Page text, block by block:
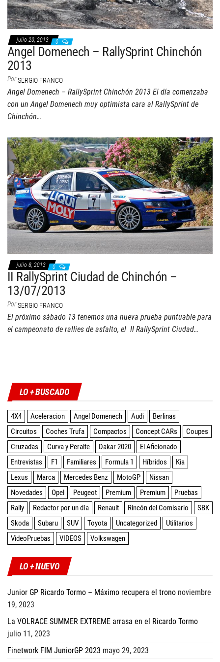
julio 20, 2013 0
Angel Domenech – RallySprint Chinchón
2013
PorSERGIO FRANCO
Angel Domenech – RallySprint Chinchón 2013 El día comenzaba
con un Angel Domenech muy optimista cara al RallySprint de
Chinchón…
julio 8, 2013 0
II RallySprint Ciudad de Chinchón –
13/07/2013
PorSERGIO FRANCO
El próximo sábado 13 tenemos una nueva prueba puntuable para
el campeonato de rallies de asfalto, el II RallySprint Ciudad…
LO + BUSCADO
4X4 Aceleracion Angel Domenech Audi
Berlinas
Circuitos
Coches Trufa Compactos Concept CARs
Coupes
Cruzadas
Curva y Peralte Dakar 2020
El Aficionado
Entrevistas
F1 Familiares Formula 1 Híbridos
Kia
Lexus
Marca Mercedes Benz MotoGP
Nissan
Novedades
Opel Peugeot Premium Premium
Pruebas
Rally
Redactor por un día Renault Rincón del Comisario
SBK
Skoda
Subaru SUV Toyota Uncategorized
Utilitarios
VideoPruebas
VIDEOS Volkswagen
LO + NUEVO
Junior GP Ricardo Tormo – Máximo recupera el trono noviembre
19, 2023
La VOLRACE SUMMER EXTREME arrasa en el Ricardo Tormo
julio 11, 2023
Finetwork FIM JuniorGP 2023 mayo 29, 2023